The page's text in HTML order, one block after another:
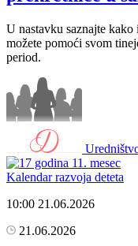
U nastavku saznajte
možete pomoći svom
period.
Kalendar razvoja deteta
10:00 21.06.2026
21.06.2026